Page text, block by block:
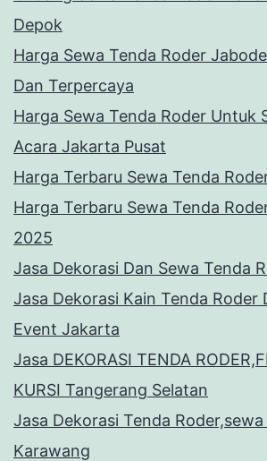
Depok
Harga Sewa Tenda Roder
Dan Terpercaya
Harga Sewa Tenda Roder Untuk
Acara Jakarta Pusat
Harga Terbaru Sewa Tenda
Harga Terbaru Sewa Tenda
2025
Jasa Dekorasi Dan Sewa Tenda
Jasa Dekorasi Kain Tenda Roder
Event Jakarta
Jasa DEKORASI TENDA
KURSI Tangerang Selatan
Jasa Dekorasi Tenda
Karawang